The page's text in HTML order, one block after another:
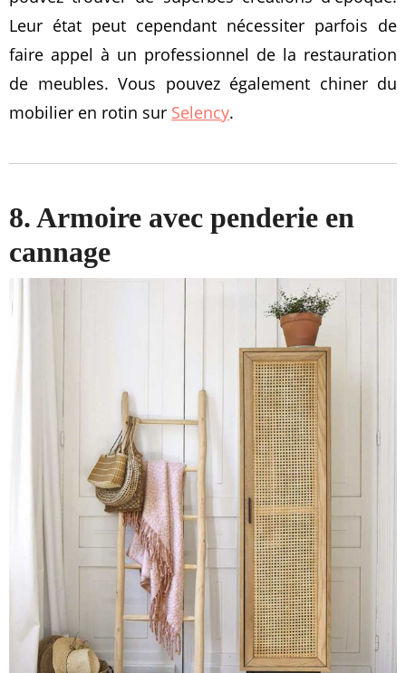
Leur état peut cependant nécessiter parfois de
faire appel à un professionnel de la restauration
de meubles. Vous pouvez également chiner du
mobilier en rotin sur Selency.
8. Armoire avec penderie en
cannage